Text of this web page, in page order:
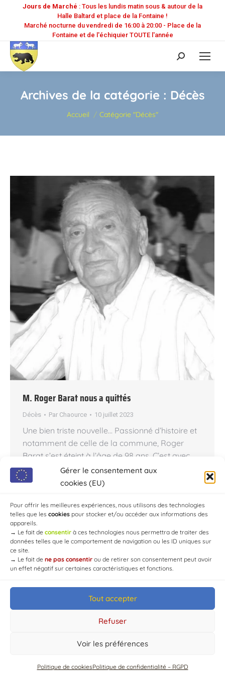
Gérer le consentement aux
cookies (EU)
Pour offrir les meilleures expériences, nous utilisons des technologies
telles que les cookies pour stocker et/ou accéder aux informations des
appareils.
→ Le fait de consentir à ces technologies nous permettra de traiter des
données telles que le comportement de navigation ou les ID uniques sur
ce site.
→ Le fait de ne pas consentir ou de retirer son consentement peut avoir
un effet négatif sur certaines caractéristiques et fonctions.
Tout accepter
Refuser
Voir les préférences
Politique de cookiesPolitique de confidentialité – RGPD
Jours de Marché : Tous les lundis matin sous & autour de la
Halle Baltard et place de la Fontaine !
Marché nocturne du vendredi de 16:00 à 20:00 - Place de la
Fontaine et de l'échiquier TOUTE l'année
Recherche
:
Archives de la catégorie : Décès
Vous êtes ici :
Accueil Catégorie "Décès"
M. Roger Barat nous a quittés
Décès Par Chaource 10 juillet 2023
Une bien triste nouvelle… Passionné d’histoire et
notamment de celle de la commune, Roger
Barat s’est éteint à l’âge de 98 ans. C’est avec
beaucoup de tristesse que les Chaourçois ont
appris le décès de Roger Barat, né le 25 mars
connu la vie chaourçoise d’avant-guerre.…
© Mairie de Chaource [2004-2024] | Tous droits réservés.
Developed byWEB3-DESIGN